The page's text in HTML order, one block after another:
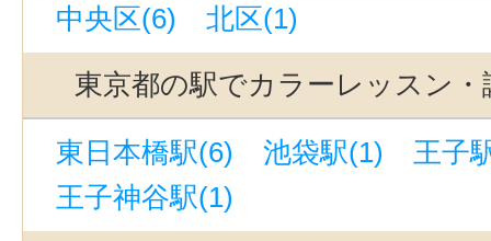
中央区(6)
北区(1)
東京都の駅でカラーレッスン・
東日本橋駅(6) 池袋駅(1)
王子
王子神谷駅(1)